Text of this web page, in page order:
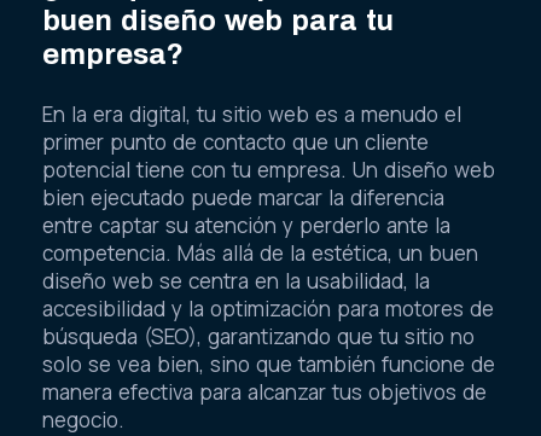
buen diseño web para tu
empresa?
En la era digital, tu sitio web es a menudo el
primer punto de contacto que un cliente
potencial tiene con tu empresa. Un diseño web
bien ejecutado puede marcar la diferencia
entre captar su atención y perderlo ante la
competencia. Más allá de la estética, un buen
diseño web se centra en la usabilidad, la
accesibilidad y la optimización para motores de
búsqueda (SEO), garantizando que tu sitio no
solo se vea bien, sino que también funcione de
manera efectiva para alcanzar tus objetivos de
negocio.